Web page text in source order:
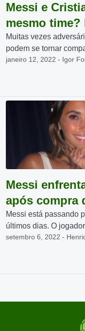
Messi e
mesmo time?
Muitas vezes
podem se tornar
janeiro 12, 2022 - Igor
Messi
após compra
Messi está passando
últimos dias. O
setembro 6, 2022 -